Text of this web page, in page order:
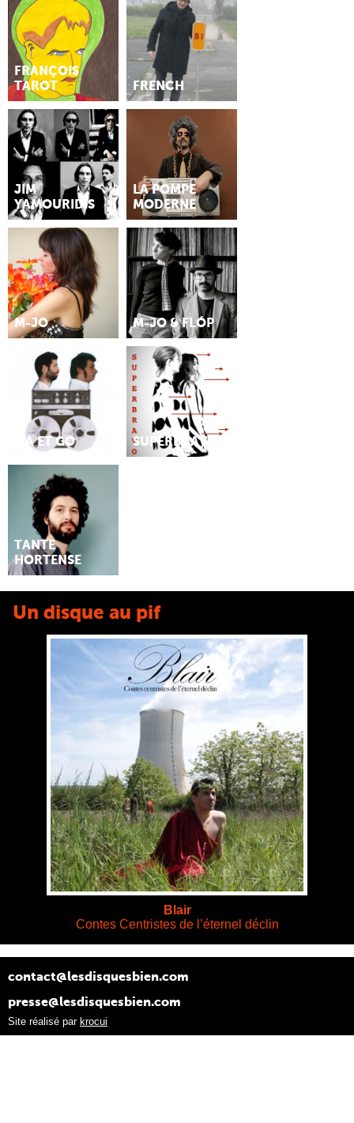
FRANÇOIS
TAROT
FRENCH
JIM
YAMOURIDIS
LA POMPE
MODERNE
M-JO M-JO & FLÓP
MA ET GO SUPERBRAVO
TANTE
HORTENSE
Un disque au pif
Blair
Contes Centristes de l’éternel déclin
contact@lesdisquesbien.com
presse@lesdisquesbien.com
Site réalisé par krocui